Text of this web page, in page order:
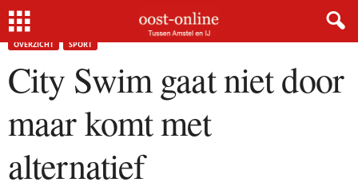
Home City Swim gaat niet door maar komt met alternatief
OVERZICHT SPORT
City Swim gaat niet door
maar komt met
alternatief